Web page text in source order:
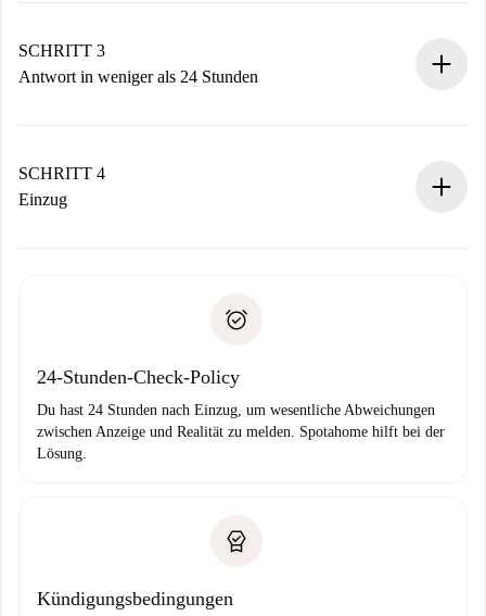
Denk daran, dass wir dich erst belasten, wenn der
Vermieter zustimmt.
SCHRITT 3
Antwort in weniger als 24 Stunden
stellen den Kontakt her.
Wenn der Vermieter ablehnen muss, entstehen keine
SCHRITT 4
Einzug
24-Stunden-Check-Policy
Du hast 24 Stunden nach Einzug, um wesentliche Abweichungen
zwischen Anzeige und Realität zu melden. Spotahome hilft bei der
Lösung.
Kündigungsbedingungen